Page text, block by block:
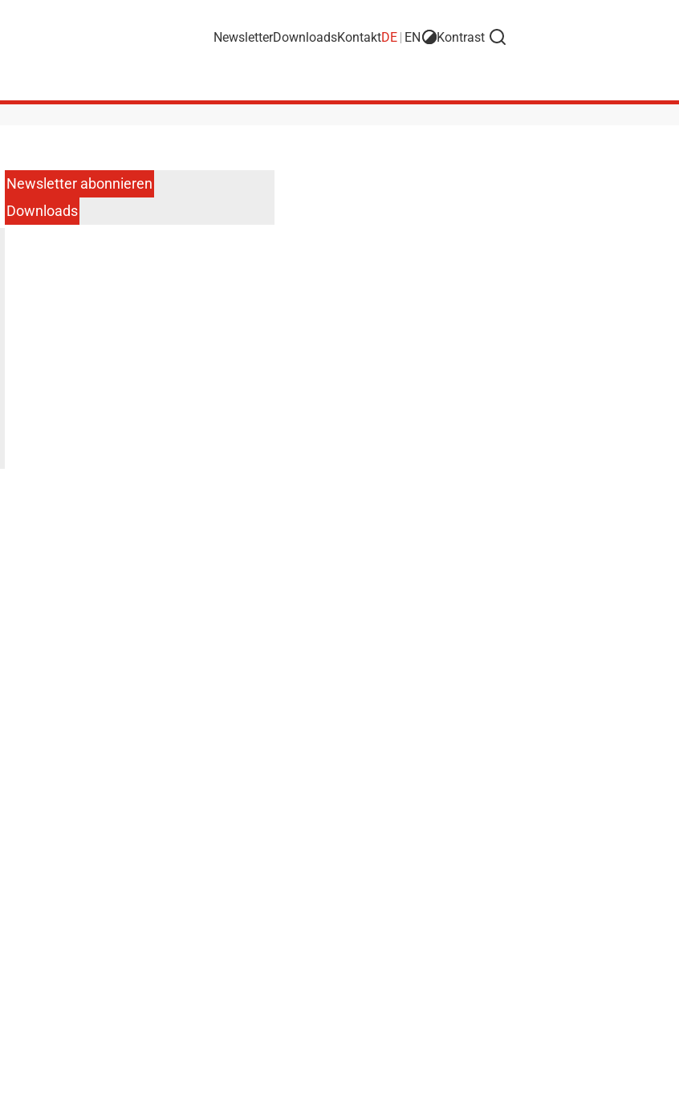
NewsletterDownloadsKontaktDE EN Kontrast Suche
Newsletter abonnieren
Downloads